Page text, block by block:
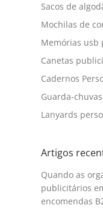
Sacos de
Mochilas de
Memórias usb
Canetas
Cadernos
Guarda-
Lanyards
Artigos
Quando as
publicitários
encomendas